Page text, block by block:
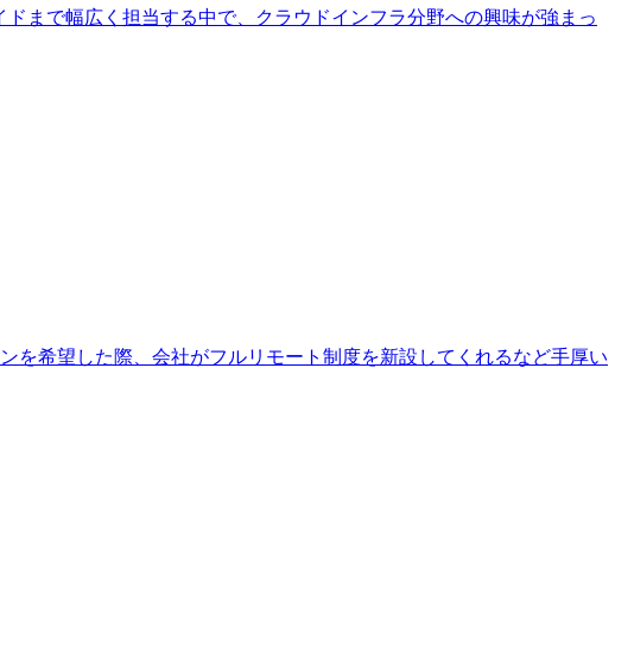
まで幅広く担当する中で、クラウドインフラ分野への興味が強まっ
を希望した際、会社がフルリモート制度を新設してくれるなど手厚い